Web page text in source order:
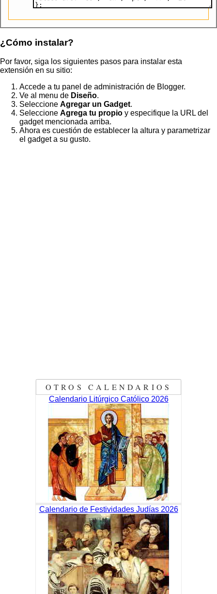
¿Cómo instalar?
Por favor, siga los siguientes pasos para instalar esta
extensión en su sitio:
Accede a tu panel de administración de Blogger.
Ve al menu de Diseño.
Seleccione Agregar un Gadget.
Seleccione Agrega tu propio y especifique la URL del
gadget mencionada arriba.
Ahora es cuestión de establecer la altura y parametrizar
el gadget a su gusto.
OTROS CALENDARIOS
Calendario Litúrgico Católico 2026
Calendario de Festividades Judías 2026